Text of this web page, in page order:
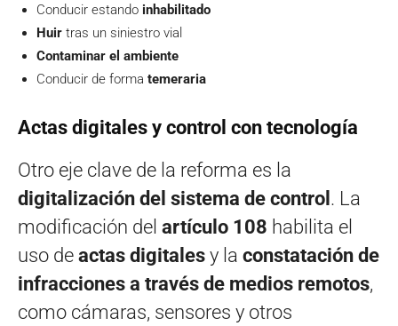
Conducir estando inhabilitado
Huir tras un siniestro vial
Contaminar el ambiente
Conducir de forma temeraria
Actas digitales y control con tecnología
Otro eje clave de la reforma es la
digitalización del sistema de control . La
modificación del artículo 108 habilita el
uso de actas digitales y la constatación de
infracciones a través de medios remotos,
como cámaras, sensores y otros